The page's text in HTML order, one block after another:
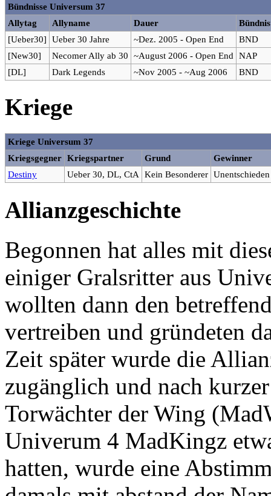
Bündnisse Universum 37
Allytag
Allyname Dauer
[Ueber30] Ueber 30 Jahre ~Dez. 2005 - Open End
BND
[New30]
Necomer Ally ab 30 ~August 2006 - Open End NAP
[DL]
Dark Legends ~Nov 2005 - ~Aug 2006 BND
Kriege
Kriege Universum 37
Kriegsgegner Kriegspartner Grund
Gewinner
Destiny
Ueber 30, DL, CtA Kein Besonderer Unentschieden
Allianzgeschichte
Begonnen hat alles mit
einiger Gralsritter aus
wollten dann den
vertreiben und gründeten
Zeit später wurde die
zugänglich und nach
Torwächter der Wing
Univerum 4 MadKingz
hatten, wurde eine